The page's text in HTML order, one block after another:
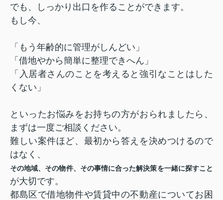
でも、しっかり出口を作ることができます。
もし今、
「もう年齢的に管理がしんどい」
「借地やから簡単に整理できへん」
「入居者さんのことを考えると強引なことはした
くない」
といったお悩みをお持ちの方がおられましたら、
まずは一度ご相談ください。
難しい案件ほど、最初から答えを決めつけるので
はなく、
その地域、その物件、その事情に合った解決策を一緒に探すこと
が大切です。
都島区で借地物件や賃貸中の不動産についてお困